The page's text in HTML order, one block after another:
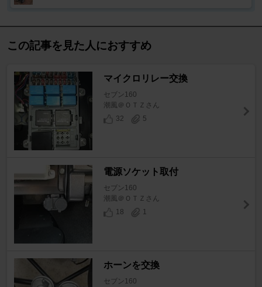
この記事を見た人におすすめ
マイクロリレー交換
セブン160
潮風＠ＯＴＺさん
32
5
電源ソケット取付
セブン160
潮風＠ＯＴＺさん
18
1
ホーンを交換
セブン160